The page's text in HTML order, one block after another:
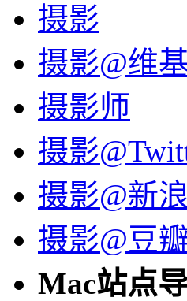
摄影
摄影@维
摄影师
摄影
摄影@新
摄影@豆
Mac站点